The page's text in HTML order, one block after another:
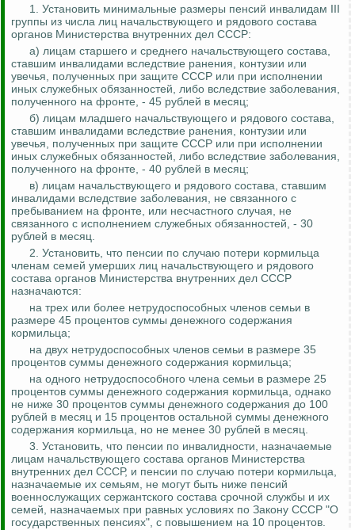
1. Установить минимальные размеры пенсий инвалидам III
группы из числа лиц начальствующего и рядового состава
органов Министерства внутренних дел СССР:
а) лицам старшего и среднего начальствующего состава,
ставшим инвалидами вследствие ранения, контузии или
увечья, полученных при защите СССР или при исполнении
иных служебных обязанностей, либо вследствие заболевания,
полученного на фронте, - 45 рублей в месяц;
б) лицам младшего начальствующего и рядового состава,
ставшим инвалидами вследствие ранения, контузии или
увечья, полученных при защите СССР или при исполнении
иных служебных обязанностей, либо вследствие заболевания,
полученного на фронте, - 40 рублей в месяц;
в) лицам начальствующего и рядового состава, ставшим
инвалидами вследствие заболевания, не связанного с
пребыванием на фронте, или несчастного случая, не
связанного с исполнением служебных обязанностей, - 30
рублей в месяц.
2. Установить, что пенсии по случаю потери кормильца
членам семей умерших лиц начальствующего и рядового
состава органов Министерства внутренних дел СССР
назначаются:
на трех или более нетрудоспособных членов семьи в
размере 45 процентов суммы денежного содержания
кормильца;
на двух нетрудоспособных членов семьи в размере 35
процентов суммы денежного содержания кормильца;
на одного нетрудоспособного члена семьи в размере 25
процентов суммы денежного содержания кормильца, однако
не ниже 30 процентов суммы денежного содержания до 100
рублей в месяц и 15 процентов остальной суммы денежного
содержания кормильца, но не менее 30 рублей в месяц.
3. Установить, что пенсии по инвалидности, назначаемые
лицам начальствующего состава органов Министерства
внутренних дел СССР, и пенсии по случаю потери кормильца,
назначаемые их семьям, не могут быть ниже пенсий
военнослужащих сержантского состава срочной службы и их
семей, назначаемых при равных условиях по Закону СССР "О
государственных пенсиях", с повышением на 10 процентов.